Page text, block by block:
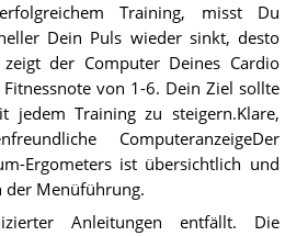
Training, misst Du
Dein Puls wieder sinkt, desto
der Computer Deines Cardio
von 1-6. Dein Ziel sollte
jedem Training zu steigern.Klare,
ComputeranzeigeDer
Ergometers ist übersichtlich und
der Menüführung.
Anleitungen entfällt. Die